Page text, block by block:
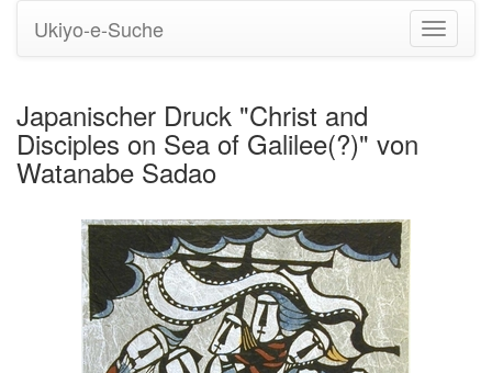
Ukiyo-e-Suche
Japanischer Druck "Christ and
Disciples on Sea of Galilee(?)" von
Watanabe Sadao